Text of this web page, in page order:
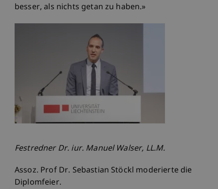
besser, als nichts getan zu haben.»
Festredner Dr. iur. Manuel Walser, LL.M.
Assoz. Prof Dr. Sebastian Stöckl moderierte die
Diplomfeier.